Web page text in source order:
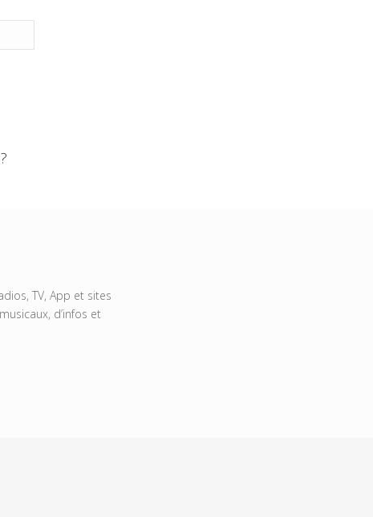
TV, App et sites
d’infos et